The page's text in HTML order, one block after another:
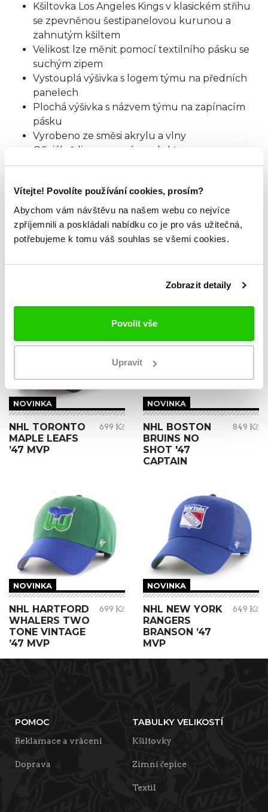
Vítejte! Povolíte používání cookies, prosím?
Abychom vám návštěvu na našem webu co nejvíce
zpříjemnili a poskládali nabídku co je pro vás užitečná,
potřebujeme k tomu váš souhlas se všemi cookies.
Zobrazit detaily
Povolit vše
Upravit
Kšiltovka Los Angeles Kings v klasickém střihu
se zpevněnou šestipanelovou kurunou a
zahnutým kšiltem
Velikost lze měnit pomocí textilního pásku se
suchým zipem
Vystouplá výšivka s logem týmu na předních
panelech
Plochá výšivka s názvem týmu na zapínacím
pásku
Vyrobeno ze směsi akrylu a vlny
Oficiálně licencovaný produkt
Materiál: 85% akryl, 15% vlna
TABULKA VELIKOSTÍ
NOVINKA
NHL TORONTO
MAPLE LEAFS
’47 MVP
699 Kč
NOVINKA
NHL BOSTON
BRUINS NO
SHOT '47
CAPTAIN
849 Kč
NOVINKA
NHL HARTFORD
WHALERS TWO
TONE VINTAGE
’47 MVP
699 Kč
NOVINKA
NHL NEW YORK
RANGERS
BRANSON ’47
MVP
649 Kč
POMOC
Reklamace a vrácení
Doprava
TABULKY VELIKOSTÍ
Kšiltovky
Zimní čepice
Textil